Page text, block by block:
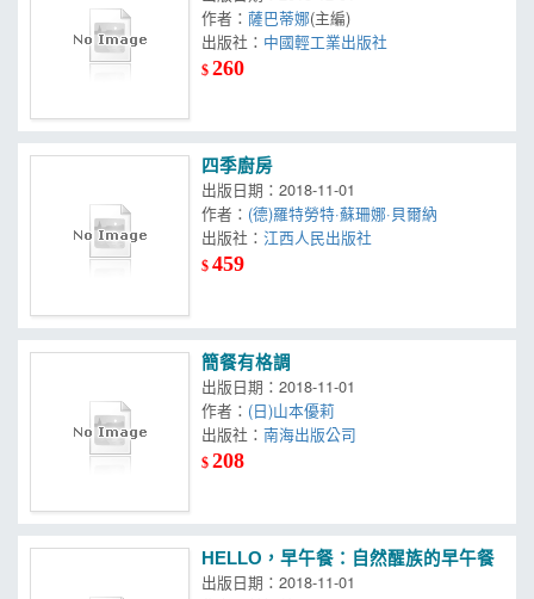
作者：薩巴蒂娜(主編)
出版社： 中國輕工業出版社
$260
四季廚房
出版日期：2018-11-01
作者： (德)羅特勞特·蘇珊娜·貝爾納
出版社：江西人民出版社
$459
簡餐有格調
出版日期：2018-11-01
作者： (日)山本優莉
出版社：南海出版公司
$208
HELLO，早午餐：自然醒族的早午餐
出版日期：2018-11-01